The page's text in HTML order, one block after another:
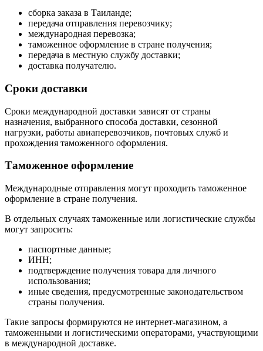
сборка заказа в Таиланде;
передача отправления перевозчику;
международная перевозка;
таможенное оформление в стране получения;
передача в местную службу доставки;
доставка получателю.
Сроки доставки
Сроки международной доставки зависят от страны
назначения, выбранного способа доставки, сезонной
нагрузки, работы авиаперевозчиков, почтовых служб и
прохождения таможенного оформления.
Таможенное оформление
Международные отправления могут проходить таможенное
оформление в стране получения.
В отдельных случаях таможенные или логистические службы
могут запросить:
паспортные данные;
ИНН;
подтверждение получения товара для личного
использования;
иные сведения, предусмотренные законодательством
страны получения.
Такие запросы формируются не интернет-магазином, а
таможенными и логистическими операторами, участвующими
в международной доставке.